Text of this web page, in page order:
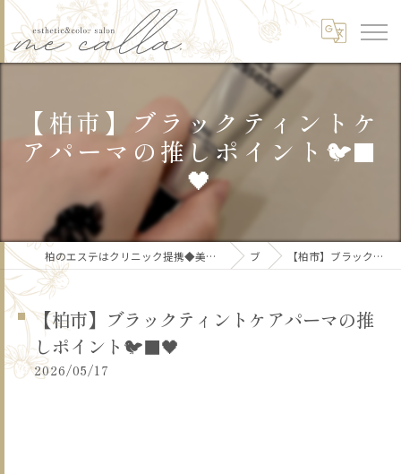
【柏市】ブラックティントケ
アパーマの推しポイント🐦‍⬛
🖤
柏のエステはクリニック提携◆美肌/リフトアップ/痩身/骨格矯正/頭皮ケア/ブライダルme calla.【ミーカラー】 ブログ 【柏市】ブラックティントケアパーマの推しポイント🐦‍⬛🖤
【柏市】ブラックティントケアパーマの推
しポイント🐦‍⬛🖤
2026/05/17